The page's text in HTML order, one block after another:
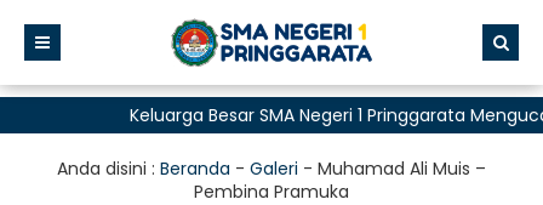
Keluarga Besar SMA Negeri 1 Pringgarata
Anda disini : Beranda - Galeri - Muhamad Ali Muis –
Pembina Pramuka